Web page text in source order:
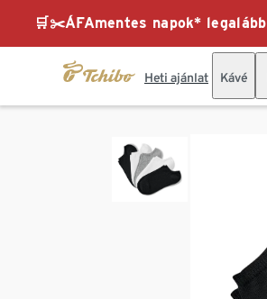
🛒✂️ÁFAmentes napok*
Heti ajánlat Kávé